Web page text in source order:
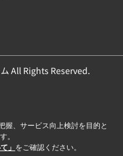
All Rights Reserved.
握、サービス向上検討を目的と
。
」 をご確認ください。